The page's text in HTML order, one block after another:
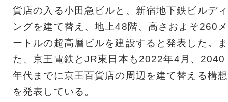
貨店の入る小田急ビルと、新宿地下鉄ビルディ
ングを建て替え、地上48階、高さおよそ260メ
ートルの超高層ビルを建設すると発表した。ま
た、京王電鉄とJR東日本も2022年4月、2040
年代までに京王百貨店の周辺を建て替える構想
を発表している。